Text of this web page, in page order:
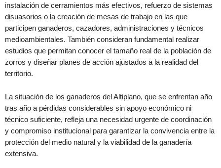
instalación de cerramientos más efectivos, refuerzo de sistemas
disuasorios o la creación de mesas de trabajo en las que
participen ganaderos, cazadores, administraciones y técnicos
medioambientales. También consideran fundamental realizar
estudios que permitan conocer el tamaño real de la población de
zorros y diseñar planes de acción ajustados a la realidad del
territorio.
La situación de los ganaderos del Altiplano, que se enfrentan año
tras año a pérdidas considerables sin apoyo económico ni
técnico suficiente, refleja una necesidad urgente de coordinación
y compromiso institucional para garantizar la convivencia entre la
protección del medio natural y la viabilidad de la ganadería
extensiva.